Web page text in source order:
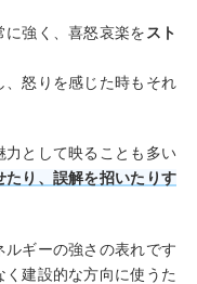
強く、喜怒哀楽を スト
怒りを感じた時もそれ
力として映ることも多い
たり、誤解を招いたりす
ギーの強さの表れです
建設的な方向に使うた